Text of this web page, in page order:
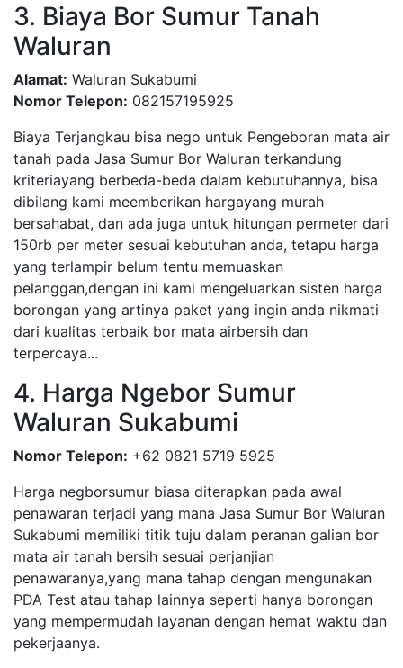
3. Biaya Bor Sumur Tanah
Waluran
Alamat: Waluran Sukabumi
Nomor Telepon: 082157195925
Biaya Terjangkau bisa nego untuk Pengeboran mata air
tanah pada Jasa Sumur Bor Waluran terkandung
kriteriayang berbeda-beda dalam kebutuhannya, bisa
dibilang kami meemberikan hargayang murah
bersahabat, dan ada juga untuk hitungan permeter dari
150rb per meter sesuai kebutuhan anda, tetapu harga
yang terlampir belum tentu memuaskan
pelanggan,dengan ini kami mengeluarkan sisten harga
borongan yang artinya paket yang ingin anda nikmati
dari kualitas terbaik bor mata airbersih dan
terpercaya...
4. Harga Ngebor Sumur
Waluran Sukabumi
Nomor Telepon: +62 0821 5719 5925
Harga negborsumur biasa diterapkan pada awal
penawaran terjadi yang mana Jasa Sumur Bor Waluran
Sukabumi memiliki titik tuju dalam peranan galian bor
mata air tanah bersih sesuai perjanjian
penawaranya,yang mana tahap dengan mengunakan
PDA Test atau tahap lainnya seperti hanya borongan
yang mempermudah layanan dengan hemat waktu dan
pekerjaanya.